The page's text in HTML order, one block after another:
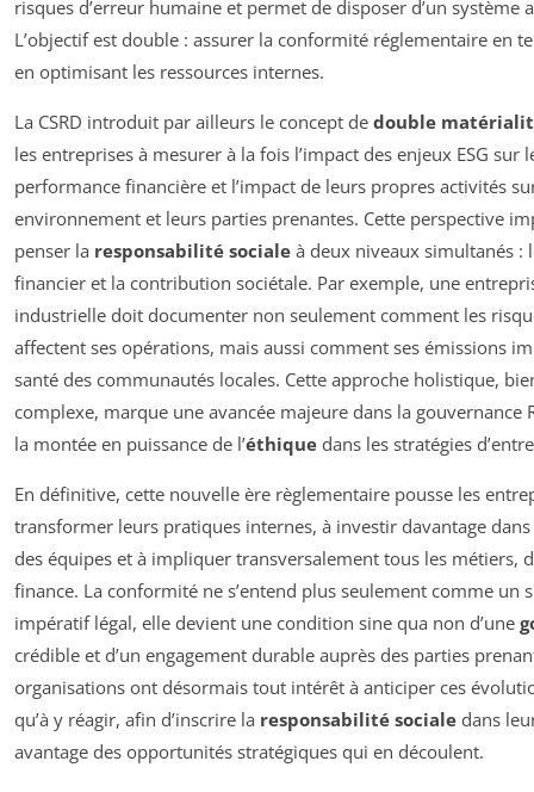
risques d’erreur humaine et permet de disposer d’un système
L’objectif est double : assurer la conformité réglementaire en
en optimisant les ressources internes.
La CSRD introduit par ailleurs le concept de double
les entreprises à mesurer à la fois l’impact des enjeux ESG sur
performance financière et l’impact de leurs propres activités
environnement et leurs parties prenantes. Cette perspective
penser la responsabilité sociale à deux niveaux simultanés :
financier et la contribution sociétale. Par exemple, une
industrielle doit documenter non seulement comment les
affectent ses opérations, mais aussi comment ses émissions
santé des communautés locales. Cette approche holistique,
complexe, marque une avancée majeure dans la gouvernance
la montée en puissance de l’éthique dans les stratégies
En définitive, cette nouvelle ère règlementaire pousse les
transformer leurs pratiques internes, à investir davantage
des équipes et à impliquer transversalement tous les métiers,
finance. La conformité ne s’entend plus seulement comme un
impératif légal, elle devient une condition sine qua non d’une
crédible et d’un engagement durable auprès des parties
organisations ont désormais tout intérêt à anticiper ces
qu’à y réagir, afin d’inscrire la responsabilité sociale dans
avantage des opportunités stratégiques qui en découlent.